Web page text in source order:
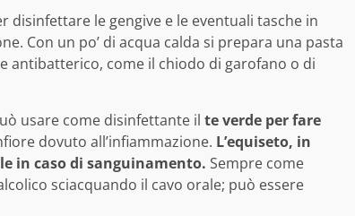
disinfettare le gengive e le eventuali tasche in
Con un po’ di acqua calda si prepara una pasta
antibatterico, come il chiodo di garofano o di
usare come disinfettante il te verde per fare
dovuto all’infiammazione. L’equiseto, in
in caso di sanguinamento. Sempre come
sciacquando il cavo orale; può essere